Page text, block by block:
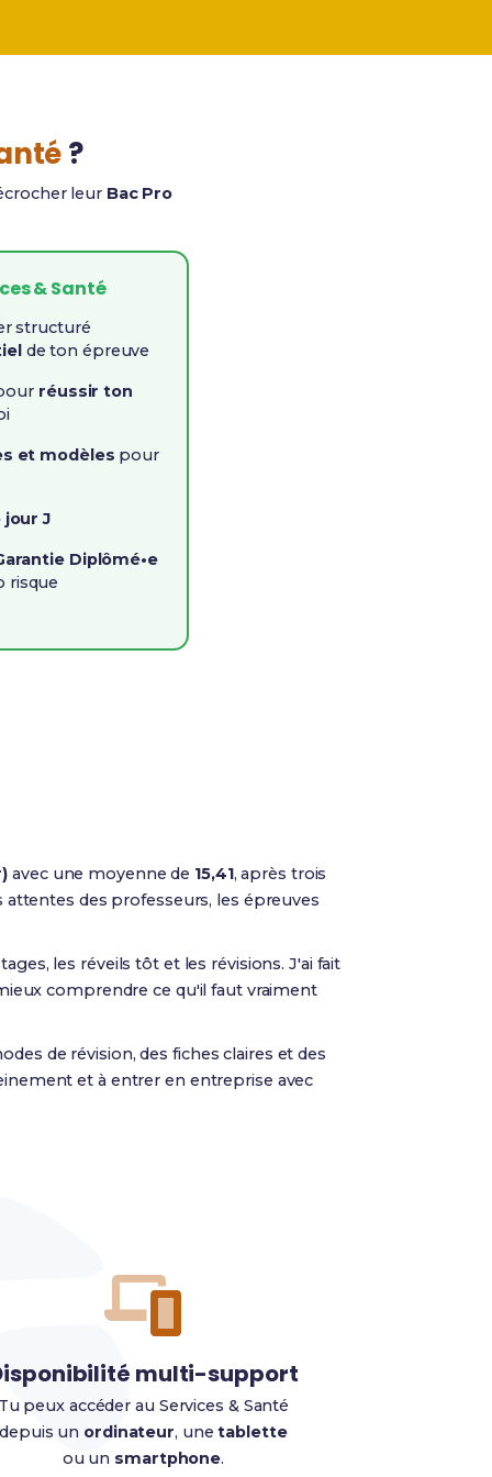
?
leur Bac Pro
& Santé
structuré
de ton épreuve
réussir ton
et modèles pour
jour J
Diplômé•e
risque
avec une moyenne de 15,41, après trois
des professeurs, les épreuves
les réveils tôt et les révisions. J'ai fait
comprendre ce qu'il faut vraiment
de révision, des fiches claires et des
et à entrer en entreprise avec
multi-support
Tu peux accéder au Services & Santé
depuis un ordinateur, unetablette
ou un smartphone.